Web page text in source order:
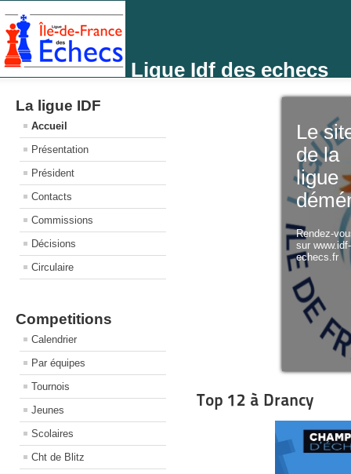
Ligue Idf des echecs
La ligue IDF
Accueil
Présentation
Président
Contacts
Commissions
Décisions
Circulaire
Competitions
Calendrier
Par équipes
Tournois
Jeunes
Scolaires
Cht de Blitz
Le
de la
ligue
Rendez-
sur
echecs.fr
Top 12 à Drancy